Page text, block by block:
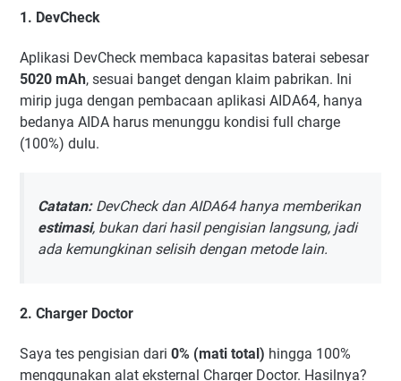
1. DevCheck
Aplikasi DevCheck membaca kapasitas baterai sebesar
5020 mAh, sesuai banget dengan klaim pabrikan. Ini
mirip juga dengan pembacaan aplikasi AIDA64, hanya
bedanya AIDA harus menunggu kondisi full charge
(100%) dulu.
Catatan:DevCheck dan AIDA64 hanya memberikan
estimasi, bukan dari hasil pengisian langsung, jadi
ada kemungkinan selisih dengan metode lain.
2. Charger Doctor
Saya tes pengisian dari 0% (mati total) hingga 100%
menggunakan alat eksternal Charger Doctor. Hasilnya?